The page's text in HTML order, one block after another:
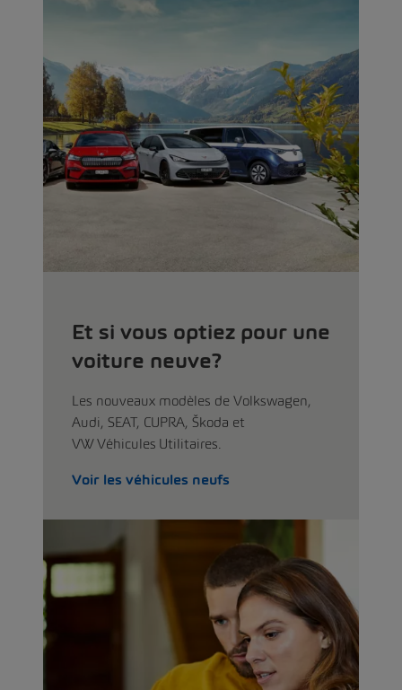
Et si vous optiez pour une
voiture neuve?
Les nouveaux modèles de Volkswagen,
Audi, SEAT, CUPRA, Škoda et
VW Véhicules Utilitaires.
Voir les véhicules neufs